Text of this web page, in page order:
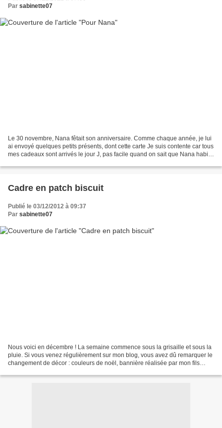
Par sabinette07
Le 30 novembre, Nana fêtait son anniversaire. Comme chaque année, je lui
ai envoyé quelques petits présents, dont cette carte Je suis contente car tous
mes cadeaux sont arrivés le jour J, pas facile quand on sait que Nana habite
Cadre en patch biscuit
Publié le 03/12/2012 à 09:37
Par sabinette07
Nous voici en décembre ! La semaine commence sous la grisaille et sous la
pluie. Si vous venez régulièrement sur mon blog, vous avez dû remarquer le
changement de décor : couleurs de noël, bannière réalisée par mon fils